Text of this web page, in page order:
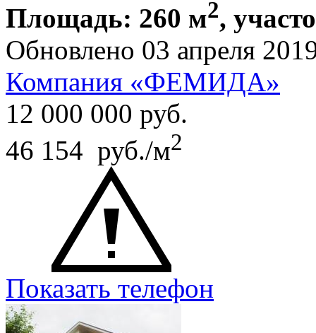
Площадь: 260 м2,
Обновлено 03 апреля
Компания «ФЕМИДА»
12 000 000 руб.
46 154 руб./м2
Показать телефон